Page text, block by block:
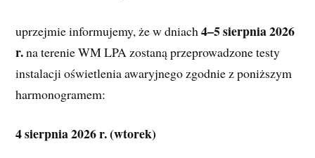
uprzejmie informujemy, że w dniach 4–5 sierpnia 2026
r. na terenie WM LPA zostaną przeprowadzone testy
instalacji oświetlenia awaryjnego zgodnie z poniższym
harmonogramem:
4 sierpnia 2026 r. (wtorek)